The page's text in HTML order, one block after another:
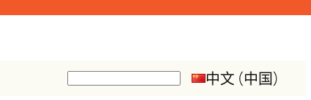
搜
中文 (中国)